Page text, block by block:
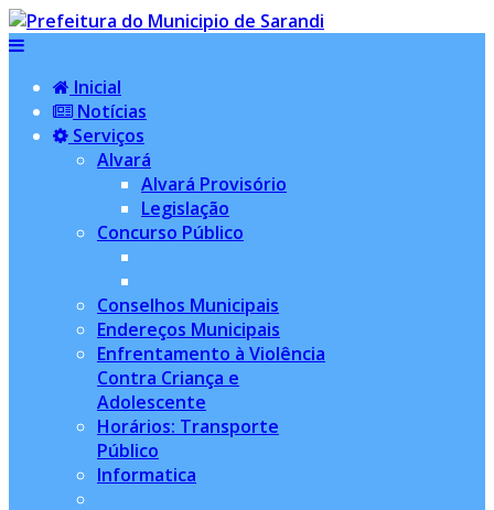
Inicial
Notícias
Serviços
Alvará
Alvará Provisório
Legislação
Concurso Público
Conselhos Municipais
Endereços Municipais
Enfrentamento à Violência
Contra Criança e
Adolescente
Horários: Transporte
Público
Informatica